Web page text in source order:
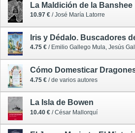
La Maldición de la Banshee
10.97 € / José María Latorre
4.75 € / Emilio Gallego Mula, Jesús
4.75 € / de varios autores
La Isla de Bowen
10.40 € / César Mallorquí